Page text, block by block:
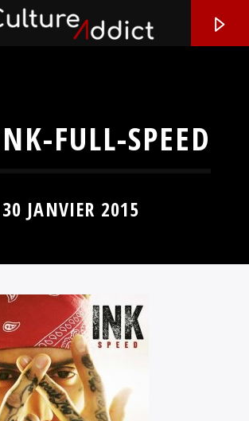
FULL-SPEED
30 JANVIER 2015